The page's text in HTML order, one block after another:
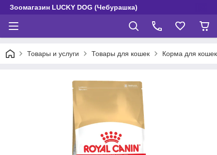
Зоомагазин LUCKY DOG (Чебурашка)
Товары и услуги Товары для кошек Корма для